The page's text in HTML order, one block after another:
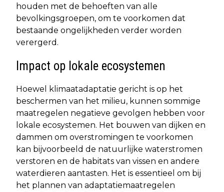
houden met de behoeften van alle
bevolkingsgroepen, om te voorkomen dat
bestaande ongelijkheden verder worden
verergerd.
Impact op lokale ecosystemen
Hoewel klimaatadaptatie gericht is op het
beschermen van het milieu, kunnen sommige
maatregelen negatieve gevolgen hebben voor
lokale ecosystemen. Het bouwen van dijken en
dammen om overstromingen te voorkomen
kan bijvoorbeeld de natuurlijke waterstromen
verstoren en de habitats van vissen en andere
waterdieren aantasten. Het is essentieel om bij
het plannen van adaptatiemaatregelen